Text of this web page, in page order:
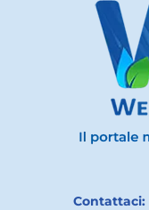
Contattaci: